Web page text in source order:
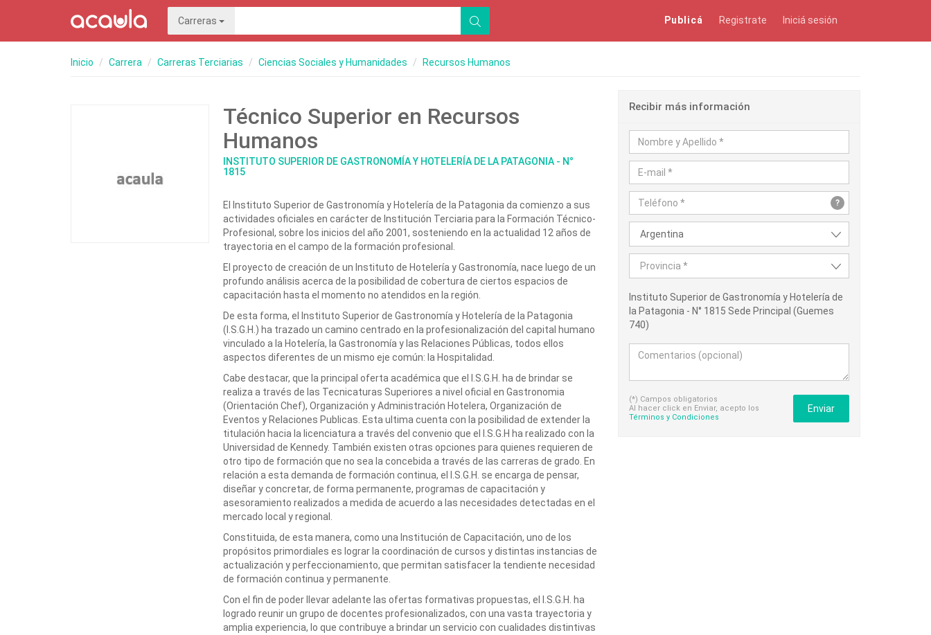
Carreras Publicá Registrate Iniciá sesión
Inicio Carrera Carreras Terciarias Ciencias Sociales y Humanidades Recursos Humanos
Técnico Superior en Recursos
Humanos
INSTITUTO SUPERIOR DE GASTRONOMÍA Y HOTELERÍA DE LA PATAGONIA - N°
1815
El Instituto Superior de Gastronomía y Hotelería de la Patagonia da comienzo a sus
actividades oficiales en carácter de Institución Terciaria para la Formación Técnico-
Profesional, sobre los inicios del año 2001, sosteniendo en la actualidad 12 años de
trayectoria en el campo de la formación profesional.
El proyecto de creación de un Instituto de Hotelería y Gastronomía, nace luego de un
profundo análisis acerca de la posibilidad de cobertura de ciertos espacios de
capacitación hasta el momento no atendidos en la región.
De esta forma, el Instituto Superior de Gastronomía y Hotelería de la Patagonia
(I.S.G.H.) ha trazado un camino centrado en la profesionalización del capital humano
vinculado a la Hotelería, la Gastronomía y las Relaciones Públicas, todos ellos
aspectos diferentes de un mismo eje común: la Hospitalidad.
Cabe destacar, que la principal oferta académica que el I.S.G.H. ha de brindar se
realiza a través de las Tecnicaturas Superiores a nivel oficial en Gastronomia
(Orientación Chef), Organización y Administración Hotelera, Organización de
Eventos y Relaciones Publicas. Esta ultima cuenta con la posibilidad de extender la
titulación hacia la licenciatura a través del convenio que el I.S.G.H ha realizado con la
Universidad de Kennedy. También existen otras opciones para quienes requieren de
otro tipo de formación que no sea la concebida a través de las carreras de grado. En
relación a esta demanda de formación continua, el I.S.G.H. se encarga de pensar,
diseñar y concretar, de forma permanente, programas de capacitación y
asesoramiento realizados a medida de acuerdo a las necesidades detectadas en el
mercado local y regional.
Constituida, de esta manera, como una Institución de Capacitación, uno de los
propósitos primordiales es lograr la coordinación de cursos y distintas instancias de
actualización y perfeccionamiento, que permitan satisfacer la tendiente necesidad
de formación continua y permanente.
Con el fin de poder llevar adelante las ofertas formativas propuestas, el I.S.G.H. ha
logrado reunir un grupo de docentes profesionalizados, con una vasta trayectoria y
amplia experiencia, lo que contribuye a brindar un servicio con cualidades distintivas
Recibir más información
?
Argentina
Provincia *
Instituto Superior de Gastronomía y Hotelería de
la Patagonia - N° 1815 Sede Principal (Guemes
740)
(*) Campos obligatorios
Al hacer click en Enviar, acepto los
Términos y Condiciones
Enviar